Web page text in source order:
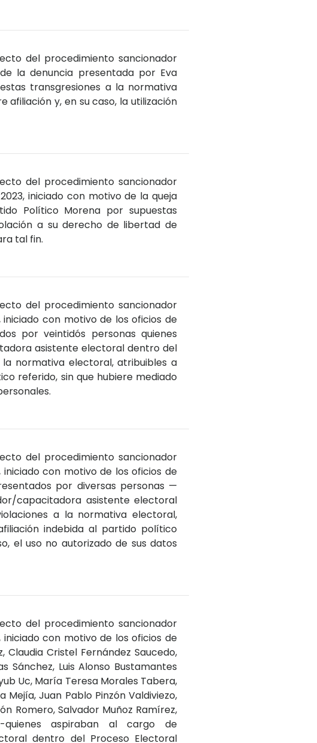
del procedimiento sancionador
la denuncia presentada por Eva
transgresiones a la normativa
y, en su caso, la utilización
del procedimiento sancionador
iniciado con motivo de la queja
Político Morena por supuestas
a su derecho de libertad de
tal fin.
del procedimiento sancionador
con motivo de los oficios de
por veintidós personas quienes
asistente electoral dentro del
la normativa electoral, atribuibles a
referido, sin que hubiere mediado
del procedimiento sancionador
con motivo de los oficios de
por diversas personas —
capacitadora asistente electoral
a la normativa electoral,
indebida al partido político
el uso no autorizado de sus datos
del procedimiento sancionador
con motivo de los oficios de
Cristel Fernández Saucedo,
Sánchez, Luis Alonso Bustamantes
Uc, María Teresa Morales Tabera,
Juan Pablo Pinzón Valdiviezo,
Romero, Salvador Muñoz Ramírez,
aspiraban al cargo de
dentro del Proceso Electoral